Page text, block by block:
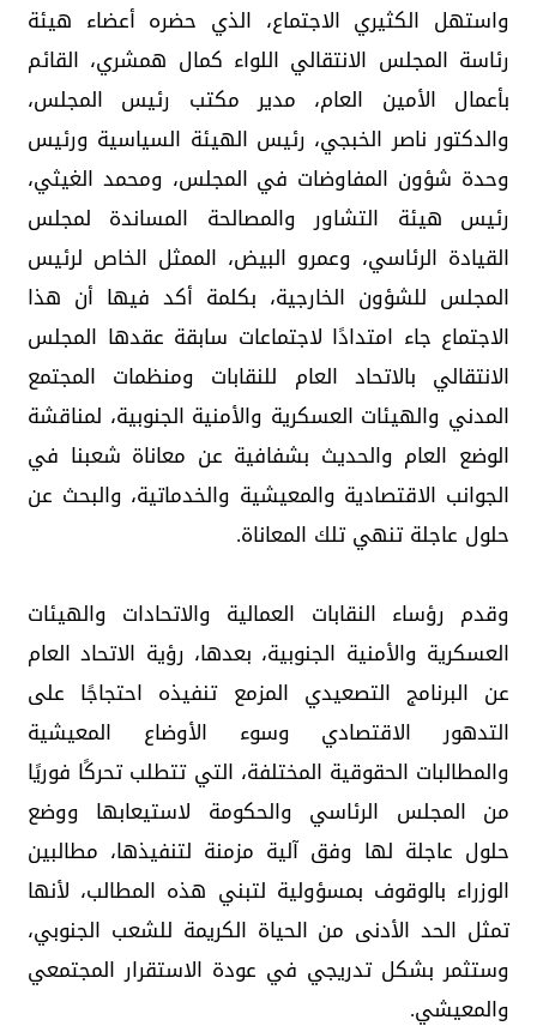
واستهل الكثيري الاجتماع، الذي حضره أعضاء هيئة
رئاسة المجلس الانتقالي اللواء كمال همشري، القائم
بأعمال الأمين العام، مدير مكتب رئيس المجلس،
والدكتور ناصر الخبجي، رئيس الهيئة السياسية ورئيس
وحدة شؤون المفاوضات في المجلس، ومحمد الغيثي،
رئيس هيئة التشاور والمصالحة المساندة لمجلس
القيادة الرئاسي، وعمرو البيض، الممثل الخاص لرئيس
المجلس للشؤون الخارجية، بكلمة أكد فيها أن هذا
الاجتماع جاء امتدادًا لاجتماعات سابقة عقدها المجلس
الانتقالي بالاتحاد العام للنقابات ومنظمات المجتمع
المدني والهيئات العسكرية والأمنية الجنوبية، لمناقشة
الوضع العام والحديث بشفافية عن معاناة شعبنا في
الجوانب الاقتصادية والمعيشية والخدماتية، والبحث عن
حلول عاجلة تنهي تلك المعاناة.
وقدم رؤساء النقابات العمالية والاتحادات والهيئات
العسكرية والأمنية الجنوبية، بعدها، رؤية الاتحاد العام
عن البرنامج التصعيدي المزمع تنفيذه احتجاجًا على
التدهور الاقتصادي وسوء الأوضاع المعيشية
والمطالبات الحقوقية المختلفة، التي تتطلب تحركًا فوريًا
من المجلس الرئاسي والحكومة لاستيعابها ووضع
حلول عاجلة لها وفق آلية مزمنة لتنفيذها، مطالبين
الوزراء بالوقوف بمسؤولية لتبني هذه المطالب، لأنها
تمثل الحد الأدنى من الحياة الكريمة للشعب الجنوبي،
وستثمر بشكل تدريجي في عودة الاستقرار المجتمعي
والمعيشي.